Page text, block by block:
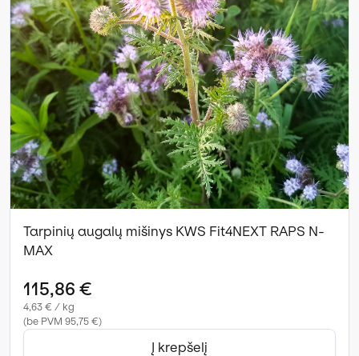
Tarpinių augalų mišinys KWS Fit4NEXT RAPS N-
MAX
115,86 €
4,63 € / kg
(be PVM 95,75 €)
Į krepšelį